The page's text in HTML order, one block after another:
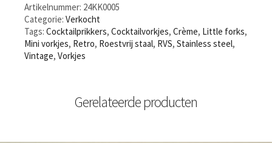
Artikelnummer: 24KK0005
Categorie: Verkocht
Tags: Cocktailprikkers, Cocktailvorkjes, Crème, Little forks,
Mini vorkjes, Retro, Roestvrij staal, RVS, Stainless steel,
Vintage, Vorkjes
Gerelateerde producten